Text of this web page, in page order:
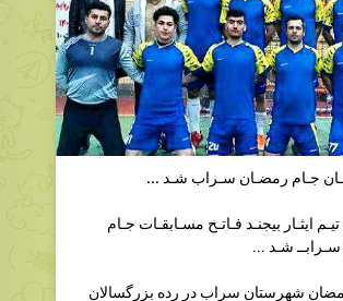
جـام رمضـان سـراب شـد ...
تیـم ایثـار بیجنـد فـاتـح مسـابقـات جـام
شهرستان سراب در رده بزرگسالان
تیم بیجند به عنوان قهرمان این دوره لقب